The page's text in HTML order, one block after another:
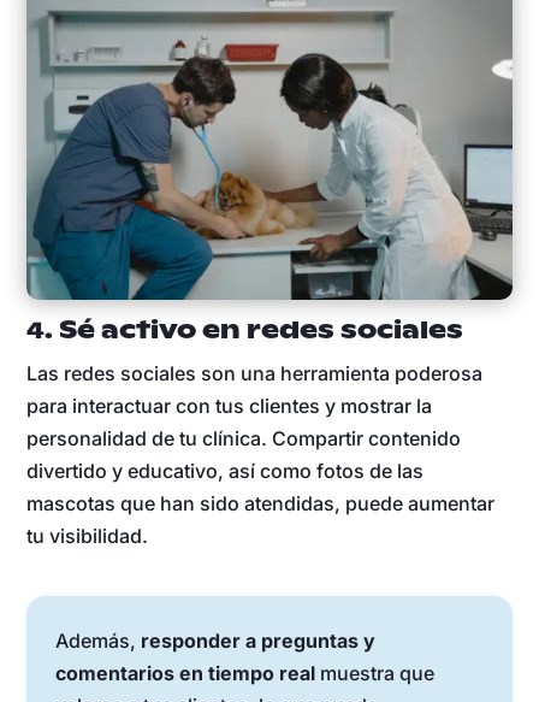
4. Sé activo en redes sociales
Las redes sociales son una herramienta poderosa
para interactuar con tus clientes y mostrar la
personalidad de tu clínica. Compartir contenido
divertido y educativo, así como fotos de las
mascotas que han sido atendidas, puede aumentar
tu visibilidad.
Además, responder a preguntas y
comentarios en tiempo real muestra que